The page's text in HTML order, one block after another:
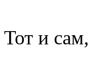
Тот и